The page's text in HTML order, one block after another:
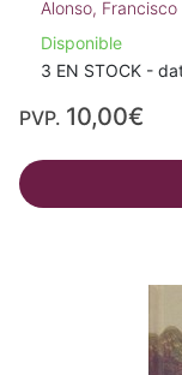
Alonso, Francisco
Disponible
3 EN STOCK -
PVP. 10,00€